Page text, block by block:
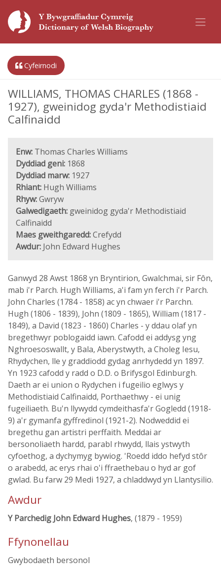
Cyfeirnodi
WILLIAMS, THOMAS CHARLES (1868 -
1927), gweinidog gyda'r Methodistiaid
Calfinaidd
Enw: Thomas Charles Williams
Dyddiad geni: 1868
Dyddiad marw: 1927
Rhiant: Hugh Williams
Rhyw:Gwryw
Galwedigaeth: gweinidog gyda'r Methodistiaid
Calfinaidd
Maes gweithgaredd:Crefydd
Awdur: John Edward Hughes
Ganwyd 28 Awst 1868 yn Bryntirion, Gwalchmai, sir Fôn,
mab i'r Parch. Hugh Williams, a'i fam yn ferch i'r Parch.
John Charles (1784 - 1858) ac yn chwaer i'r Parchn.
Hugh (1806 - 1839), John (1809 - 1865), William (1817 -
1849), a David (1823 - 1860) Charles - y ddau olaf yn
bregethwyr poblogaidd iawn. Cafodd ei addysg yng
Nghroesoswallt, y Bala, Aberystwyth, a Choleg Iesu,
Rhydychen, lle y graddiodd gydag anrhydedd yn 1897.
Yn 1923 cafodd y radd o D.D. o Brifysgol Edinburgh.
Daeth ar ei union o Rydychen i fugeilio eglwys y
Methodistiaid Calfinaidd, Porthaethwy - ei unig
fugeiliaeth. Bu'n llywydd cymdeithasfa'r Gogledd (1918-
9) a'r gymanfa gyffredinol (1921-2). Nodweddid ei
bregethu gan artistri perffaith. Meddai ar
bersonoliaeth hardd, parabl rhwydd, llais ystwyth
cyfoethog, a dychymyg bywiog. 'Roedd iddo hefyd stôr
o arabedd, ac erys rhai o'i ffraethebau o hyd ar gof
gwlad. Bu farw 29 Medi 1927, a chladdwyd yn Llantysilio.
Awdur
Y Parchedig John Edward Hughes, (1879 - 1959)
Ffynonellau
Gwybodaeth bersonol